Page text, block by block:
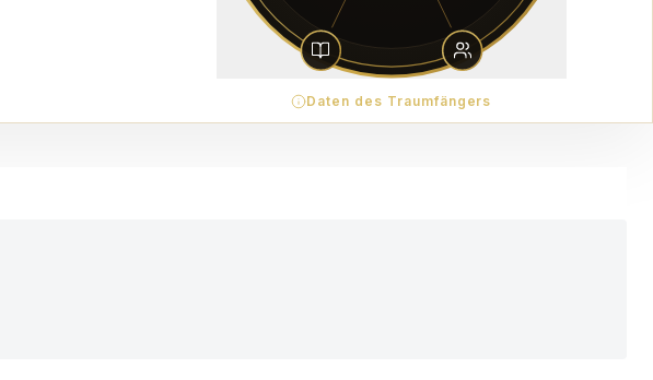
Daten des Traumfängers